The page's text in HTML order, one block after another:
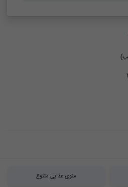
منوی غذایی متنوع